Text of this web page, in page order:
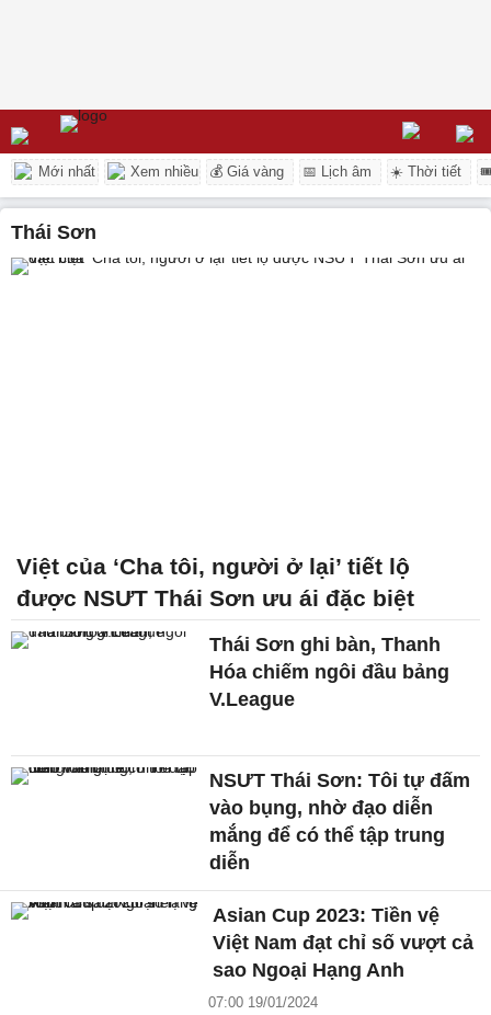
Mới nhất Xem nhiều 💰 Giá vàng 📅 Lịch âm ☀️ Thời tiết
Thái Sơn
Việt của ‘Cha tôi, người ở lại’ tiết lộ
được NSƯT Thái Sơn ưu ái đặc biệt
Thái Sơn ghi bàn, Thanh
Hóa chiếm ngôi đầu bảng
V.League
NSƯT Thái Sơn: Tôi tự đấm
vào bụng, nhờ đạo diễn
mắng để có thể tập trung
diễn
Asian Cup 2023: Tiền vệ
Việt Nam đạt chỉ số vượt cả
sao Ngoại Hạng Anh
07:00 19/01/2024